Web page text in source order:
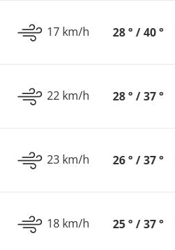
17 km/h 28 ° / 40 °
22 km/h 28 ° / 37 °
23 km/h 26 ° / 37 °
18 km/h 25 ° / 37 °